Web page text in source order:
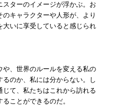
ターのイメージが浮かぶ。お
キャラクターや人形が、より
いに享受していると感じられ
、世界のルールを変える私の
のか、私には分からない。し
て、私たちはこれから訪れる
ことができるのだ。